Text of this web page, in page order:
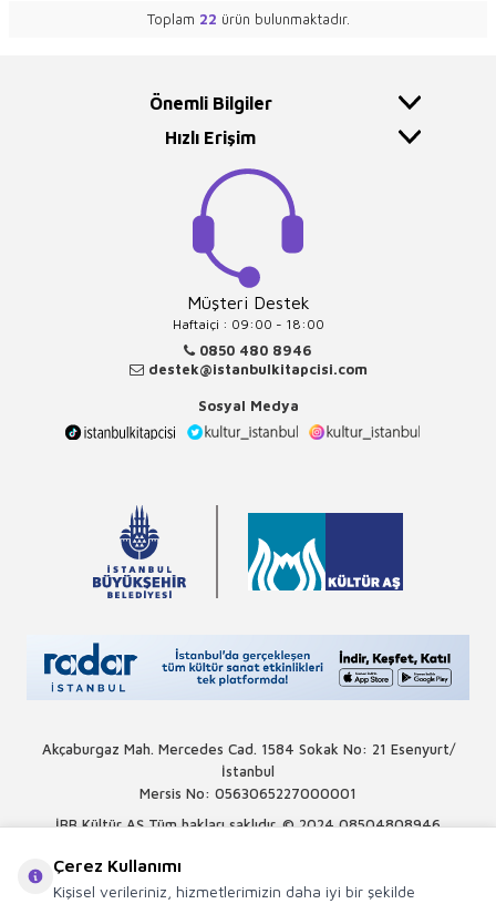
Toplam 22 ürün bulunmaktadır.
Önemli Bilgiler
Hızlı Erişim
Müşteri Destek
Haftaiçi : 09:00 - 18:00
0850 480 8946
destek@istanbulkitapcisi.com
Sosyal Medya
Akçaburgaz Mah. Mercedes Cad. 1584 Sokak No: 21 Esenyurt/
İstanbul
Mersis No: 0563065227000001
İBB Kültür AŞ Tüm hakları saklıdır. © 2024 08504808946
Çerez Kullanımı
Kişisel verileriniz, hizmetlerimizin daha iyi bir şekilde